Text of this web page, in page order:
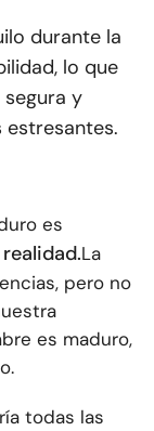
durante la
lo que
y
es
La
pero no
es maduro,
todas las